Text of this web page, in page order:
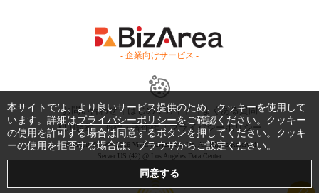
- 企業向けサービス -
お問い合わせ はじめてガイド
よくある質問
利用規約
商標・著作権 プライバシーポリシー
Copyright © 1999-2026 Vivid Navigation, Inc. All Rights Reserved.
Server US (42) @ Los Angeles Data Center
本サイトでは、より良いサービス提供のため、クッキーを使用して
います。詳細はプライバシーポリシーをご確認ください。クッキー
の使用を許可する場合は同意するボタンを押してください。クッキ
ーの使用を拒否する場合は、ブラウザからご設定ください。